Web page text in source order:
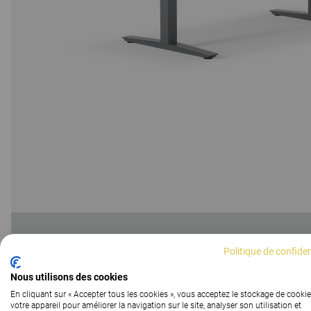
Table de réunion Multicom,
Politique de
Nous utilisons des cookies
En cliquant sur « Accepter tous les cookies », vous acceptez le stockage de
votre appareil pour améliorer la navigation sur le site, analyser son utilisation et